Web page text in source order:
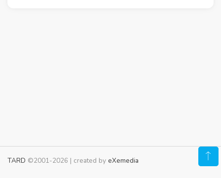
TARD ©2001-2026 | created by eXemedia